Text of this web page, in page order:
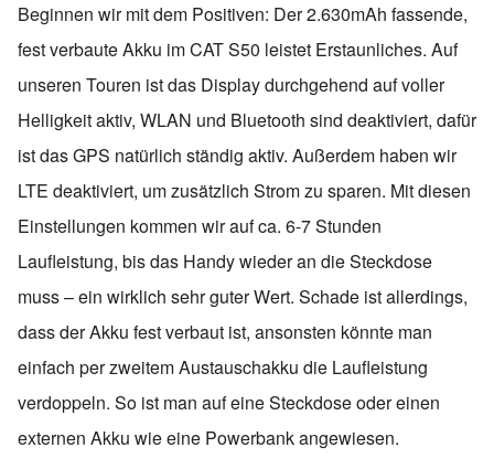
Beginnen wir mit dem Positiven: Der 2.630mAh fassende,
fest verbaute Akku im CAT S50 leistet Erstaunliches. Auf
unseren Touren ist das Display durchgehend auf voller
Helligkeit aktiv, WLAN und Bluetooth sind deaktiviert, dafür
ist das GPS natürlich ständig aktiv. Außerdem haben wir
LTE deaktiviert, um zusätzlich Strom zu sparen. Mit diesen
Einstellungen kommen wir auf ca. 6-7 Stunden
Laufleistung, bis das Handy wieder an die Steckdose
muss – ein wirklich sehr guter Wert. Schade ist allerdings,
dass der Akku fest verbaut ist, ansonsten könnte man
einfach per zweitem Austauschakku die Laufleistung
verdoppeln. So ist man auf eine Steckdose oder einen
externen Akku wie eine Powerbank angewiesen.